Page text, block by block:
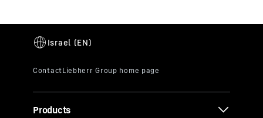
Products